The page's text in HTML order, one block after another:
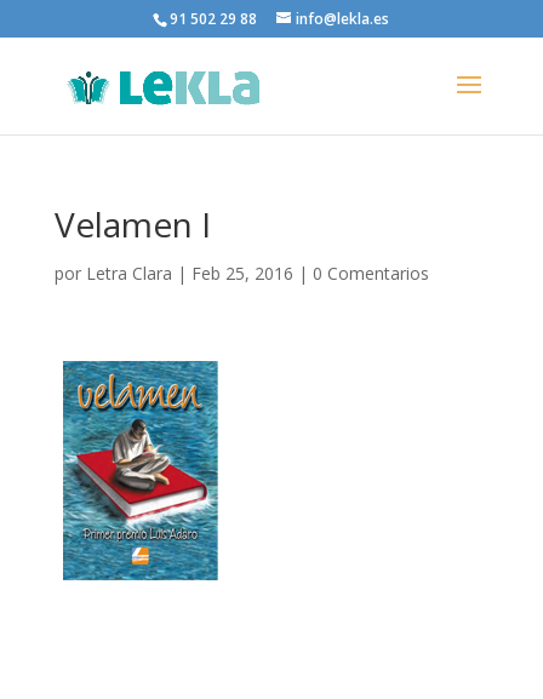
91 502 29 88 info@lekla.es
Velamen I
por Letra Clara | Feb 25, 2016 | 0 Comentarios